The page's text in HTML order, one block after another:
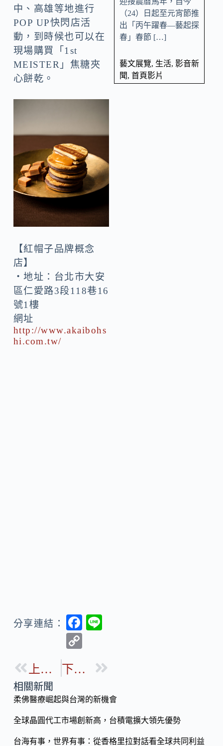
中、高雄等地進行
POP UP快閃店活
動，到時候也可以在
現場購買「1st
MEISTER」焦糖夾
心餅乾。
【紅帽子品牌概念
店】
・地址：台北市大安
區仁愛路3段118巷16
號1樓
網址
http://www.akaibohs
hi.com.tw/
分享連結：
F
b
o
k
p
Li
n
k
上一篇 下一篇
（24）日起至元宵節推
出「丙午躍春—藝起探
春」春節 […]
藝文展覽, 生活, 影音新
聞, 首頁影片
相關新聞
柔佛醫療崛起與台灣的新機會
全球晶圓代工市場創新高，台積電擴大領先優勢
台海有事，世界有事：從香格里拉對話看全球共同利益